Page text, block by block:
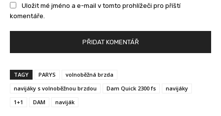
Uložit mé jméno a e-mail v tomto prohlížeči pro příští
komentáře.
TAGY PARYS
volnoběžná brzda
navijáky s volnoběžnou brzdou
Dam Quick 2300 fs
navijáky
1+1
DAM naviják